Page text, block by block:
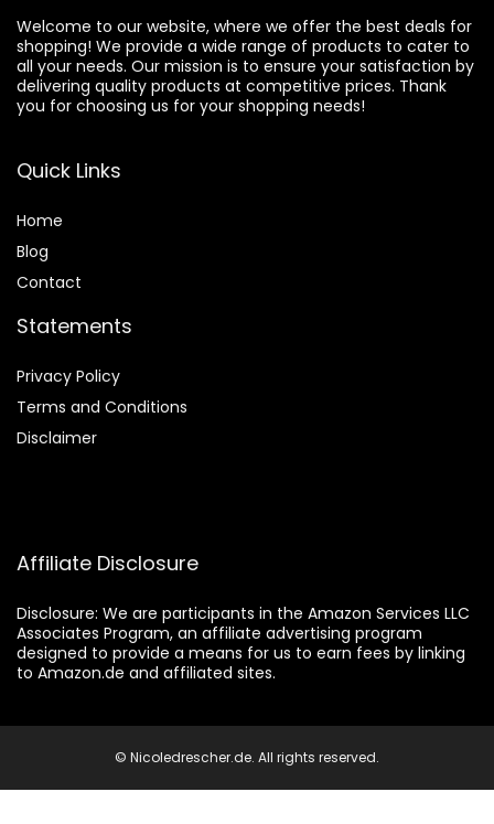
Welcome to our website, where we offer the best deals for
shopping! We provide a wide range of products to cater to
all your needs. Our mission is to ensure your satisfaction by
delivering quality products at competitive prices. Thank
you for choosing us for your shopping needs!
Quick Links
Home
Blog
Contact
Statements
Privacy Policy
Terms and Conditions
Disclaimer
Affiliate Disclosure
Disclosure: We are participants in the Amazon Services LLC
Associates Program, an affiliate advertising program
designed to provide a means for us to earn fees by linking
to Amazon.de and affiliated sites.
© Nicoledrescher.de. All rights reserved.